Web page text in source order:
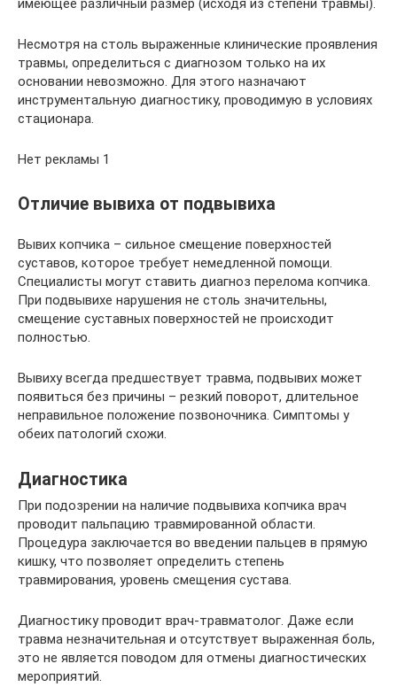
имеющее различный размер (исходя из степени травмы).
Несмотря на столь выраженные клинические проявления
травмы, определиться с диагнозом только на их
основании невозможно. Для этого назначают
инструментальную диагностику, проводимую в условиях
стационара.
Нет рекламы 1
Отличие вывиха от подвывиха
Вывих копчика – сильное смещение поверхностей
суставов, которое требует немедленной помощи.
Специалисты могут ставить диагноз перелома копчика.
При подвывихе нарушения не столь значительны,
смещение суставных поверхностей не происходит
полностью.
Вывиху всегда предшествует травма, подвывих может
появиться без причины – резкий поворот, длительное
неправильное положение позвоночника. Симптомы у
обеих патологий схожи.
Диагностика
При подозрении на наличие подвывиха копчика врач
проводит пальпацию травмированной области.
Процедура заключается во введении пальцев в прямую
кишку, что позволяет определить степень
травмирования, уровень смещения сустава.
Диагностику проводит врач-травматолог. Даже если
травма незначительная и отсутствует выраженная боль,
это не является поводом для отмены диагностических
мероприятий.